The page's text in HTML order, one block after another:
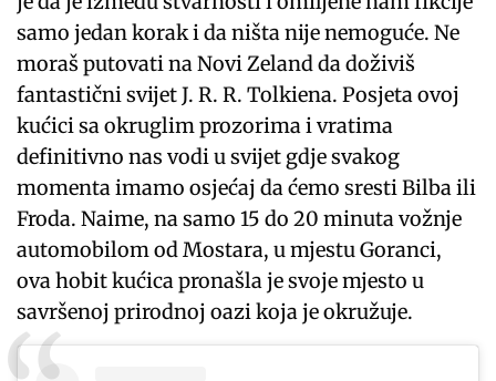
samo jedan korak i da ništa nije nemoguće. Ne
moraš putovati na Novi Zeland da doživiš
fantastični svijet J. R. R. Tolkiena. Posjeta ovoj
kućici sa okruglim prozorima i vratima
definitivno nas vodi u svijet gdje svakog
momenta imamo osjećaj da ćemo sresti Bilba ili
Froda. Naime, na samo 15 do 20 minuta vožnje
automobilom od Mostara, u mjestu Goranci,
ova hobit kućica pronašla je svoje mjesto u
savršenoj prirodnoj oazi koja je okružuje.